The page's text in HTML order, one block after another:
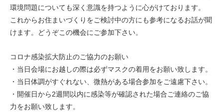
環境問題についても深く意識を持つように心がけております。
これからお住まいづくりをご検討中の方にも参考になるお話が聞
けます。どうぞこの機会にご参加下さい。
コロナ感染拡大防止のご協力のお願い
・当日会場にお越しの際は必ずマスクの着用をお願い致します。
・当日体調がすぐれない、微熱がある場合参加をご遠慮下さい。
・開催日から2週間以内に感染等が確認された場合ご連絡のご協
力をお願い致します。